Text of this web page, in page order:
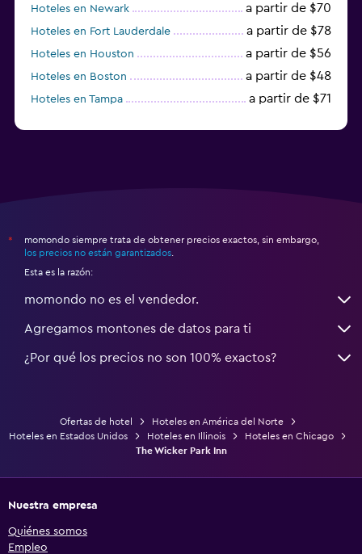
Hoteles en Newark a partir de $70
Hoteles en Fort Lauderdale a partir de $78
Hoteles en Houston a partir de $56
Hoteles en Boston a partir de $48
Hoteles en Tampa a partir de $71
*
momondo siempre trata de obtener precios exactos, sin embargo,
los precios no están garantizados
Esta es la razón:
momondo no es el vendedor.
Agregamos montones de datos para ti
¿Por qué los precios no son 100% exactos?
Ofertas de hotel
Hoteles en América del Norte
Hoteles en Estados Unidos
Hoteles en Illinois
Hoteles en Chicago
The Wicker Park Inn
Nuestra empresa
Quiénes somos
Empleo